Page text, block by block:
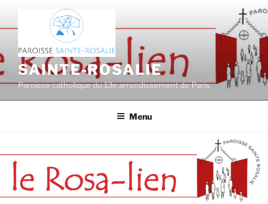
principal
SAINTE-ROSALIE
Paroisse catholique du 13e arrondissement de Paris
Menu